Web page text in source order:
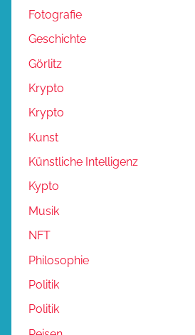
Fotografie
Geschichte
Görlitz
Krypto
Krypto
Kunst
Künstliche Intelligenz
Kypto
Musik
NFT
Philosophie
Politik
Politik